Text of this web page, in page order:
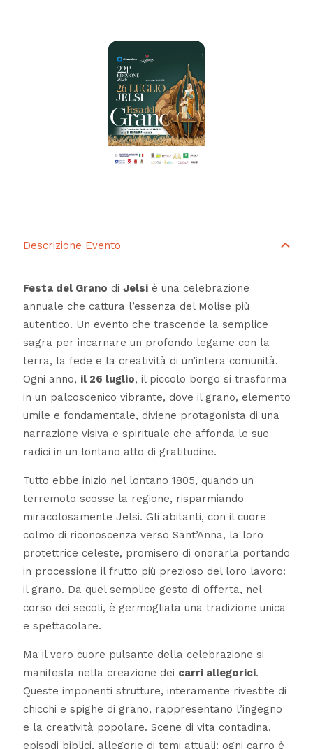
Descrizione Evento
Festa del Grano di Jelsiè una celebrazione
annuale che cattura l’essenza del Molise più
autentico. Un evento che trascende la semplice
sagra per incarnare un profondo legame con la
terra, la fede e la creatività di un’intera comunità.
Ogni anno, il 26 luglio, il piccolo borgo si trasforma
in un palcoscenico vibrante, dove il grano, elemento
umile e fondamentale, diviene protagonista di una
narrazione visiva e spirituale che affonda le sue
radici in un lontano atto di gratitudine.
Tutto ebbe inizio nel lontano 1805, quando un
terremoto scosse la regione, risparmiando
miracolosamente Jelsi. Gli abitanti, con il cuore
colmo di riconoscenza verso Sant’Anna, la loro
protettrice celeste, promisero di onorarla portando
in processione il frutto più prezioso del loro lavoro:
il grano. Da quel semplice gesto di offerta, nel
corso dei secoli, è germogliata una tradizione unica
e spettacolare.
Ma il vero cuore pulsante della celebrazione si
manifesta nella creazione dei carri allegorici.
Queste imponenti strutture, interamente rivestite di
chicchi e spighe di grano, rappresentano l’ingegno
e la creatività popolare. Scene di vita contadina,
episodi biblici, allegorie di temi attuali: ogni carro è